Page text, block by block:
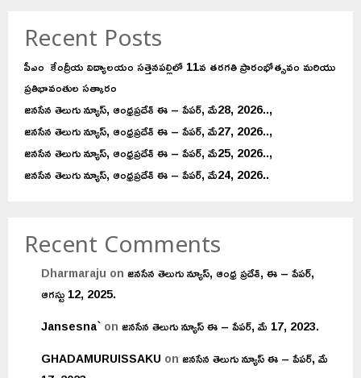
Recent Posts
పీఎం కేంద్రీయ విద్యాలయం సత్తెనపల్లిలో 11వ తరగతి ప్రారంభోత్సవం మరియు
ప్రతిభావంతుల సత్కారం
జనసేన తెలుగు న్యూస్, ఆంధ్రప్రదేశ్ ఈ – పేపర్, మే28, 2026..,
జనసేన తెలుగు న్యూస్, ఆంధ్రప్రదేశ్ ఈ – పేపర్, మే27, 2026..,
జనసేన తెలుగు న్యూస్, ఆంధ్రప్రదేశ్ ఈ – పేపర్, మే25, 2026..,
జనసేన తెలుగు న్యూస్, ఆంధ్రప్రదేశ్ ఈ – పేపర్, మే24, 2026..
Recent Comments
Dharmaraju onజనసేన తెలుగు న్యూస్, ఆంధ్ర ప్రదేశ్, ఈ – పేపర్,
ఆగస్టు 12, 2025.
Jansesna`onజనసేన తెలుగు న్యూస్ ఈ – పేపర్, మే 17, 2023.
GHADAMURUISSAKU onజనసేన తెలుగు న్యూస్ ఈ – పేపర్, మే